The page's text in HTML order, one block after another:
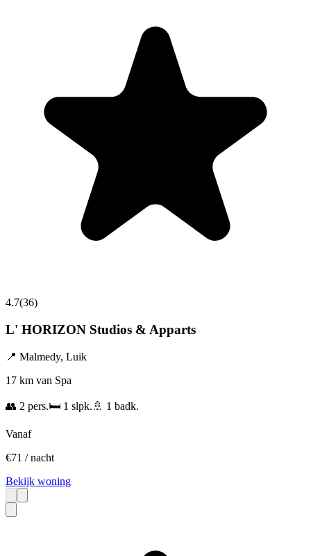
4.7(36)
L' HORIZON Studios & Apparts
📍 Malmedy, Luik
17 km van Spa
👥 2 pers.🛏️ 1 slpk. 🚿 1 badk.
Vanaf
€71 / nacht
Bekijk woning